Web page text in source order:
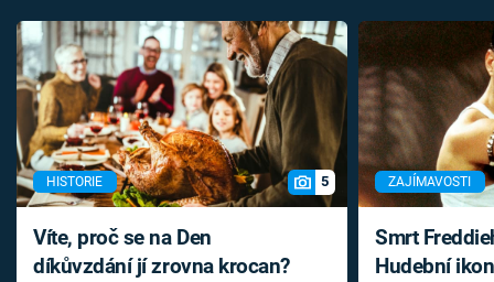
HISTORIE 5
Víte, proč se na Den
díkůvzdání jí zrovna krocan?
ZAJÍMAVOSTI
Smrt
Hudební